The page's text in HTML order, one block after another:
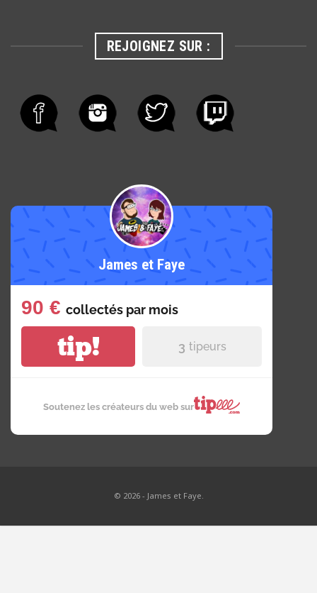
REJOIGNEZ SUR :
James et Faye
90 € collectés par mois
tip! 3 tipeurs
Soutenez les créateurs du web sur
© 2026 - James et Faye.